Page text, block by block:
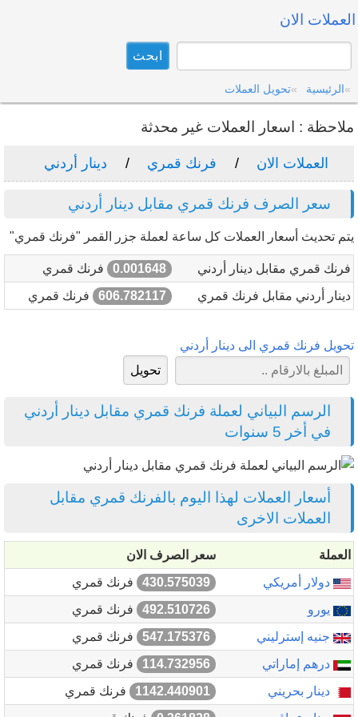
العملات الان
الرئيسية تحويل العملات
ملاحظة : اسعار العملات غير محدثة
العملات الان فرنك قمري دينار أردني
سعر الصرف فرنك قمري مقابل دينار أردني
يتم تحديث أسعار العملات كل ساعة لعملة جزر القمر "فرنك قمري"
فرنك قمري مقابل دينار أردني 0.001648
فرنك قمري
دينار أردني مقابل فرنك قمري
606.782117 فرنك قمري
تحويل فرنك قمري الى دينار أردني
الرسم البياني لعملة فرنك قمري مقابل دينار أردني
في أخر 5 سنوات
أسعار العملات لهذا اليوم بالفرنك قمري مقابل
العملات الاخرى
العملة
سعر الصرف الان
دولار أمريكي
430.575039
فرنك قمري
يورو
492.510726
فرنك قمري
جنيه إسترليني
547.175376
فرنك قمري
درهم إماراتي
114.732956
فرنك قمري
دينار بحريني
1142.440901
فرنك قمري